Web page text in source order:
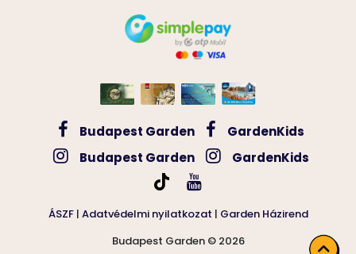
Budapest Garden
GardenKids
Budapest Garden
GardenKids
ÁSZF| Adatvédelmi nyilatkozat | Garden Házirend
Budapest Garden © 2026